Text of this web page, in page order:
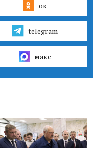
ок
telegram
макс